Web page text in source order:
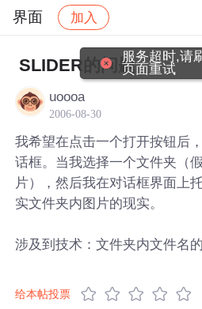
界面 加入
社区 界面 帖子详情
SLIDER的问题
uoooa
2006-08-30
我希望在点击一个打开按钮后
话框。当我选择一个文件夹（
片），然后我在对话框界面上
实文件夹内图片的现实。
涉及到技术：文件夹内文件名
给本帖投票
服务超时,请
页面重试